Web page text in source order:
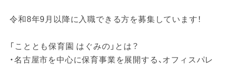
令和8年9月以降に入職できる方を募集しています！
「こととも保育園 はぐみの」とは？
・名古屋市を中心に保育事業を展開する、オフィスパレ